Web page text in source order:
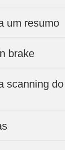
um resumo
brake
scanning